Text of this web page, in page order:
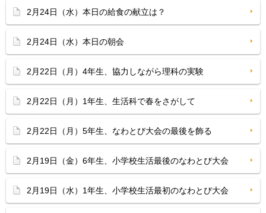
2月24日（水）本日の給食の献立は？
2月24日（水）本日の朝会
2月22日（月）4年生、協力しながら理科の実験
2月22日（月）1年生、生活科で春をさがして
2月22日（月）5年生、なわとび大会の最後を飾る
2月19日（金）6年生、小学校生活最後のなわとび大会
2月19日（水）1年生、小学校生活最初のなわとび大会